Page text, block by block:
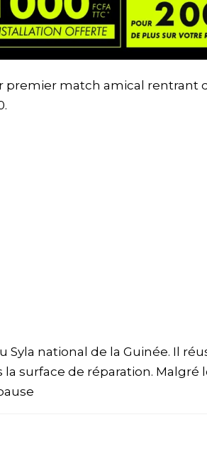
premier match amical rentrant
Syla national de la Guinée. Il
surface de réparation. Malgré